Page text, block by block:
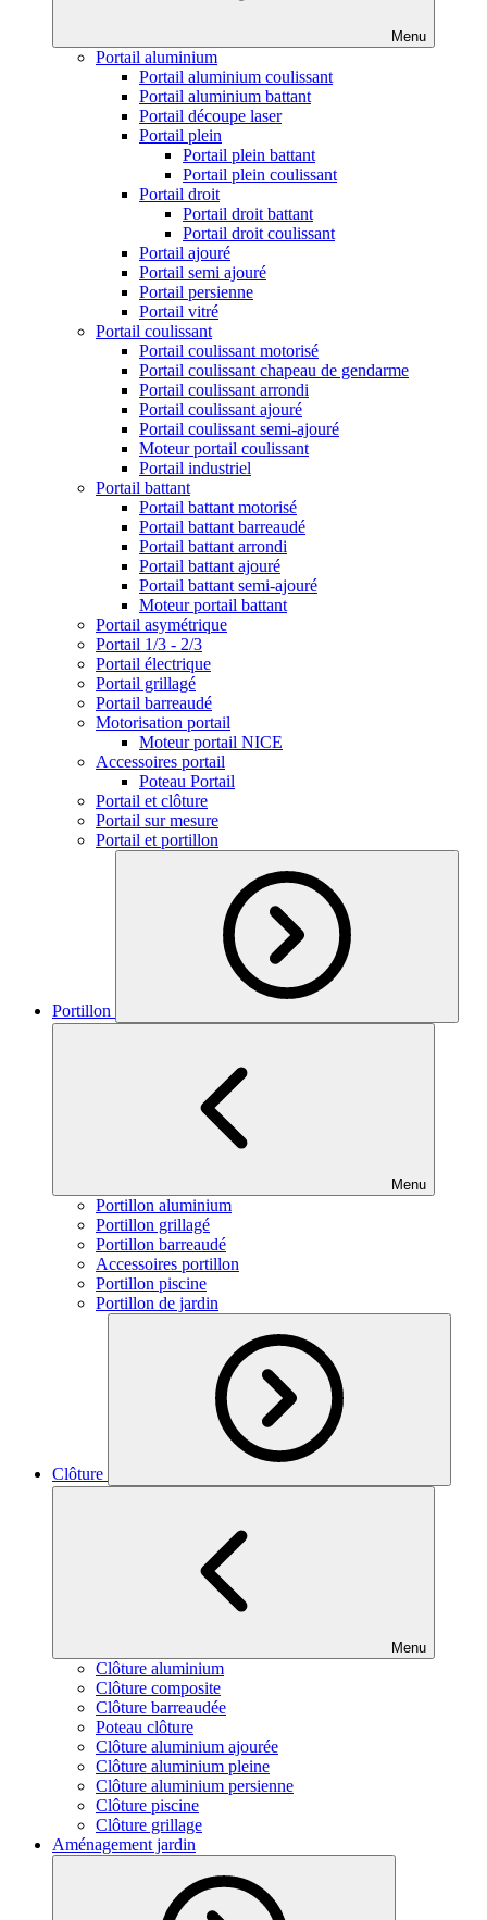
Menu
Portail aluminium
Portail aluminium coulissant
Portail aluminium battant
Portail découpe laser
Portail plein
Portail plein battant
Portail plein coulissant
Portail droit
Portail droit battant
Portail droit coulissant
Portail ajouré
Portail semi ajouré
Portail persienne
Portail vitré
Portail coulissant
Portail coulissant motorisé
Portail coulissant chapeau de gendarme
Portail coulissant arrondi
Portail coulissant ajouré
Portail coulissant semi-ajouré
Moteur portail coulissant
Portail industriel
Portail battant
Portail battant motorisé
Portail battant barreaudé
Portail battant arrondi
Portail battant ajouré
Portail battant semi-ajouré
Moteur portail battant
Portail asymétrique
Portail 1/3 - 2/3
Portail électrique
Portail grillagé
Portail barreaudé
Motorisation portail
Moteur portail NICE
Accessoires portail
Poteau Portail
Portail et clôture
Portail sur mesure
Portail et portillon
Portillon
Menu
Portillon aluminium
Portillon grillagé
Portillon barreaudé
Accessoires portillon
Portillon piscine
Portillon de jardin
Clôture
Menu
Clôture aluminium
Clôture composite
Clôture barreaudée
Poteau clôture
Clôture aluminium ajourée
Clôture aluminium pleine
Clôture aluminium persienne
Clôture piscine
Clôture grillage
Aménagement jardin